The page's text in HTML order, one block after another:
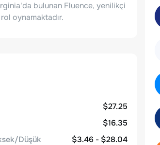
bulunan Fluence, yenilikçi
oynamaktadır.
$27.25
$16.35
Düşük
$3.46 - $28.04